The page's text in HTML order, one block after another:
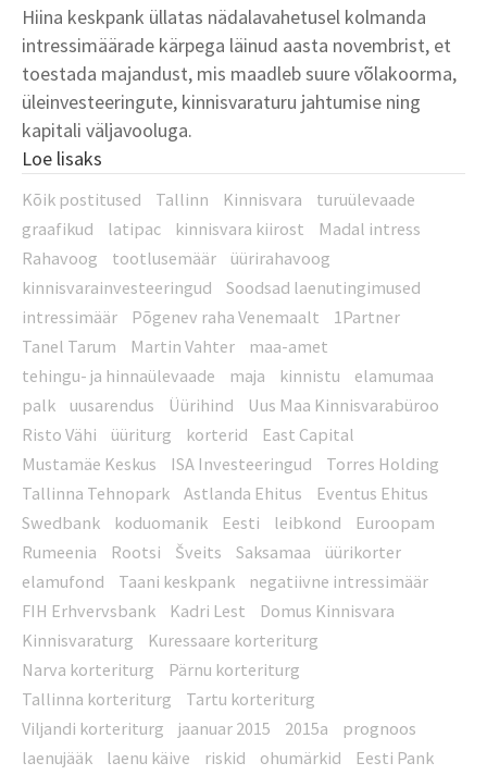
Hiina keskpank üllatas nädalavahetusel kolmanda
intressimäärade kärpega läinud aasta novembrist, et
toestada majandust, mis maadleb suure võlakoorma,
üleinvesteeringute, kinnisvaraturu jahtumise ning
kapitali väljavooluga.
Loe lisaks
Kõik postitused Tallinn Kinnisvara
turuülevaade
graafikud
latipac kinnisvara kiirost
Madal intress
Rahavoog
tootlusemäär
üürirahavoog
kinnisvarainvesteeringud
Soodsad laenutingimused
intressimäär
Põgenev raha Venemaalt
1Partner
Tanel Tarum
Martin Vahter
maa-amet
tehingu- ja hinnaülevaade
maja kinnistu
elamumaa
palk
uusarendus Üürihind
Uus Maa Kinnisvarabüroo
Risto Vähi
üüriturg korterid
East Capital
Mustamäe Keskus
ISA Investeeringud
Torres Holding
Tallinna Tehnopark
Astlanda Ehitus
Eventus Ehitus
Swedbank
koduomanik Eesti leibkond
Euroopam
Rumeenia
Rootsi Šveits Saksamaa
üürikorter
elamufond
Taani keskpank
negatiivne intressimäär
FIH Erhvervsbank
Kadri Lest
Domus Kinnisvara
Kinnisvaraturg
Kuressaare korteriturg
Narva korteriturg
Pärnu korteriturg
Tallinna korteriturg
Tartu korteriturg
Viljandi korteriturg
jaanuar 2015 2015a
prognoos
laenujääk
laenu käive riskid ohumärkid
Eesti Pank